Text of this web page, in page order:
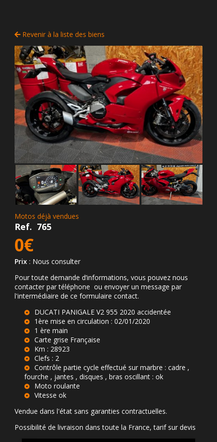
Revenir à la liste des biens
Motos déjà vendues
Ref. 765
0€
Prix : Nous consulter
Pour toute demande d’informations, vous pouvez nous
contacter par téléphone ou envoyer un message par
l'intermédiaire de ce formulaire contact.
DUCATI PANIGALE V2 955 2020 accidentée
1ère mise en circulation : 02/01/2020
1 ère main
Carte grise Française
Km : 28923
Clefs : 2
Contrôle partie cycle effectué sur marbre : cadre ,
fourche , jantes , disques , bras oscillant : ok
Moto roulante
Vitesse ok
Vendue dans l'état sans garanties contractuelles.
Possibilité de livraison dans toute la France, tarif sur devis